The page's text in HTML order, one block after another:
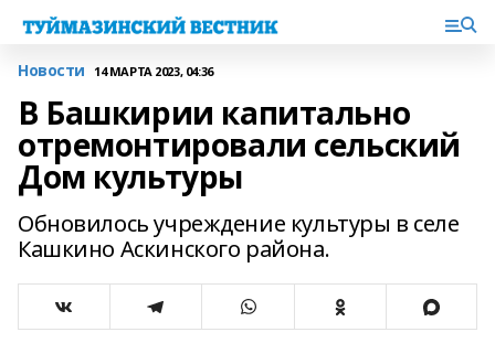
Новости 14 МАРТА 2023, 04:36
В Башкирии капитально
отремонтировали сельский
Дом культуры
Обновилось учреждение культуры в селе
Кашкино Аскинского района.